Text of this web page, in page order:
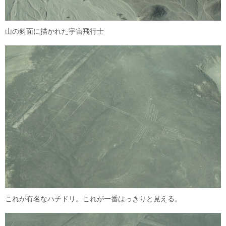
山の斜面に描かれた宇宙飛行士
これが有名なハチドリ。これが一番はっきりと見える。